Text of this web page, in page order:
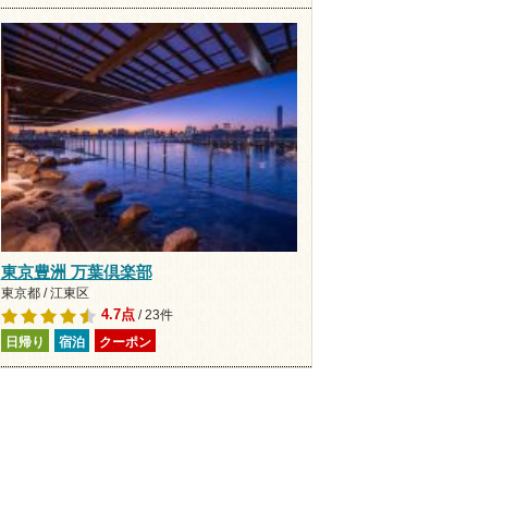
東京豊洲 万葉倶楽部
東京都 / 江東区
4.7点/ 23件
日帰り 宿泊 クーポン